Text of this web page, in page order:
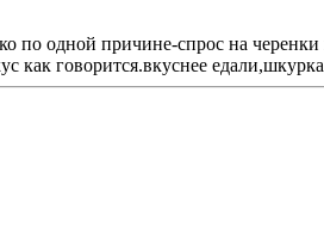
по одной причине-спрос на
как говорится.вкуснее